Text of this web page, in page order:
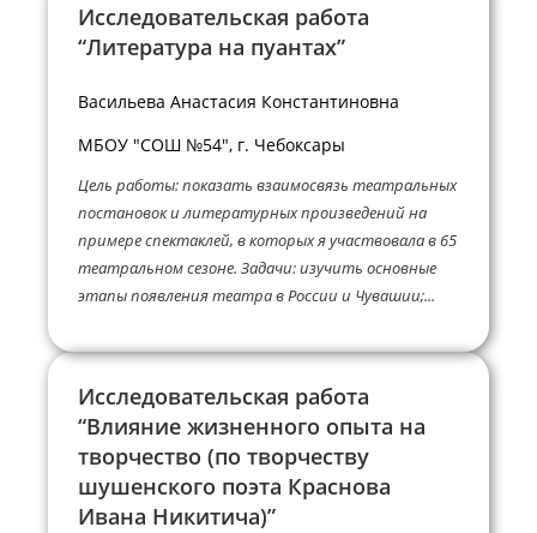
Исследовательская работа
“Литература на пуантах”
Васильева Анастасия Константиновна
МБОУ "СОШ №54", г. Чебоксары
Цель работы: показать взаимосвязь театральных
постановок и литературных произведений на
примере спектаклей, в которых я участвовала в 65
театральном сезоне. Задачи: изучить основные
этапы появления театра в России и Чувашии;...
Исследовательская работа
“Влияние жизненного опыта на
творчество (по творчеству
шушенского поэта Краснова
Ивана Никитича)”